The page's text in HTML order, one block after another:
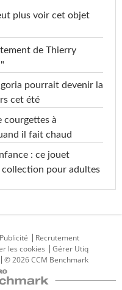
plus voir cet objet
de Thierry
pourrait devenir la
cet été
courgettes à
il fait chaud
: ce jouet
pour adultes
Publicité
Recrutement
les cookies
Gérer Utiq
© 2026 CCM Benchmark